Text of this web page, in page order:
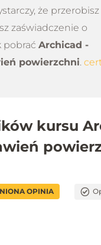
że przerobisz
zaświadczenie o
pobrać Archicad -
powierzchni.
kursu
OPINIA